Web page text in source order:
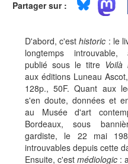
Partager sur :
D'abord, c'esthistoric : le
longtemps
publié sous le titre Voilà
aux éditions Luneau
128p., 50F. Quant aux
s'en doute, données et
au Musée d'art
Bordeaux, sous
gardiste, le 22 mai
introuvables depuis cette
Ensuite, c'est médiologic :